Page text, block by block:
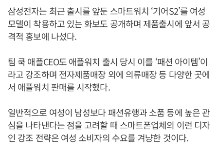
삼성전자는 최근 출시를 앞둔 스마트워치 ‘기어S2’를 여성
모델이 착용하고 있는 화보도 공개하며 제품출시에 앞서 공
격적 홍보에 나섰다.
팀 쿡 애플CEO도 애플워치 출시 당시 이를 ‘패션 아이템’이
라고 강조하며 전자제품매장 외에 의류매장 등 다양한 곳에
서 애플워치 판매를 시작했다.
일반적으로 여성이 남성보다 패션유행과 소품 등에 높은 관
심을 나타낸다는 점을 고려할 때 스마트폰업체의 이런 디자
인 강조 전략은 여성 소비자의 수요를 겨냥한 것이다.